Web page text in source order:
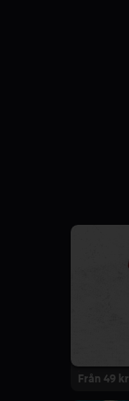
Från 49 kr